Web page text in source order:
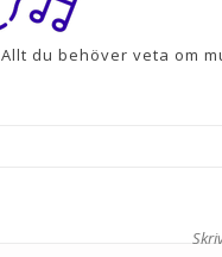
Allt du behöver veta om